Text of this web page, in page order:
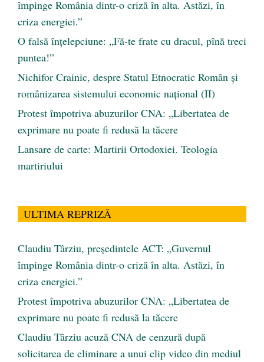
împinge România dintr-o criză în alta. Astăzi, în
criza energiei.”
O falsă înțelepciune: „Fă-te frate cu dracul, pînă treci
puntea!”
Nichifor Crainic, despre Statul Etnocratic Român şi
românizarea sistemului economic naţional (II)
Protest împotriva abuzurilor CNA: „Libertatea de
exprimare nu poate fi redusă la tăcere
Lansare de carte: Martirii Ortodoxiei. Teologia
martiriului
ULTIMA REPRIZĂ
Claudiu Târziu, președintele ACT: „Guvernul
împinge România dintr-o criză în alta. Astăzi, în
criza energiei.”
Protest împotriva abuzurilor CNA: „Libertatea de
exprimare nu poate fi redusă la tăcere
Claudiu Târziu acuză CNA de cenzură după
solicitarea de eliminare a unui clip video din mediul